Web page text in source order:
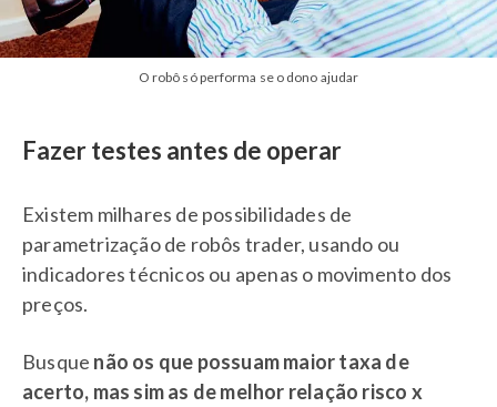
O robô só performa se o dono ajudar
Fazer testes antes de operar
Existem milhares de possibilidades de
parametrização de robôs trader, usando ou
indicadores técnicos ou apenas o movimento dos
preços.
Busque não os que possuam maior taxa de
acerto, mas sim as de melhor relação risco x